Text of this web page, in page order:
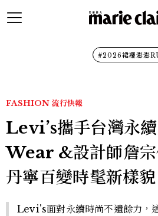
#2026裙襬澎澎
FASHION 流行快報
Levi’s攜手台灣永
Wear &設計師詹宗
丹寧百變時髦新樣貌
Levi's面對永續時尚不遺餘力，